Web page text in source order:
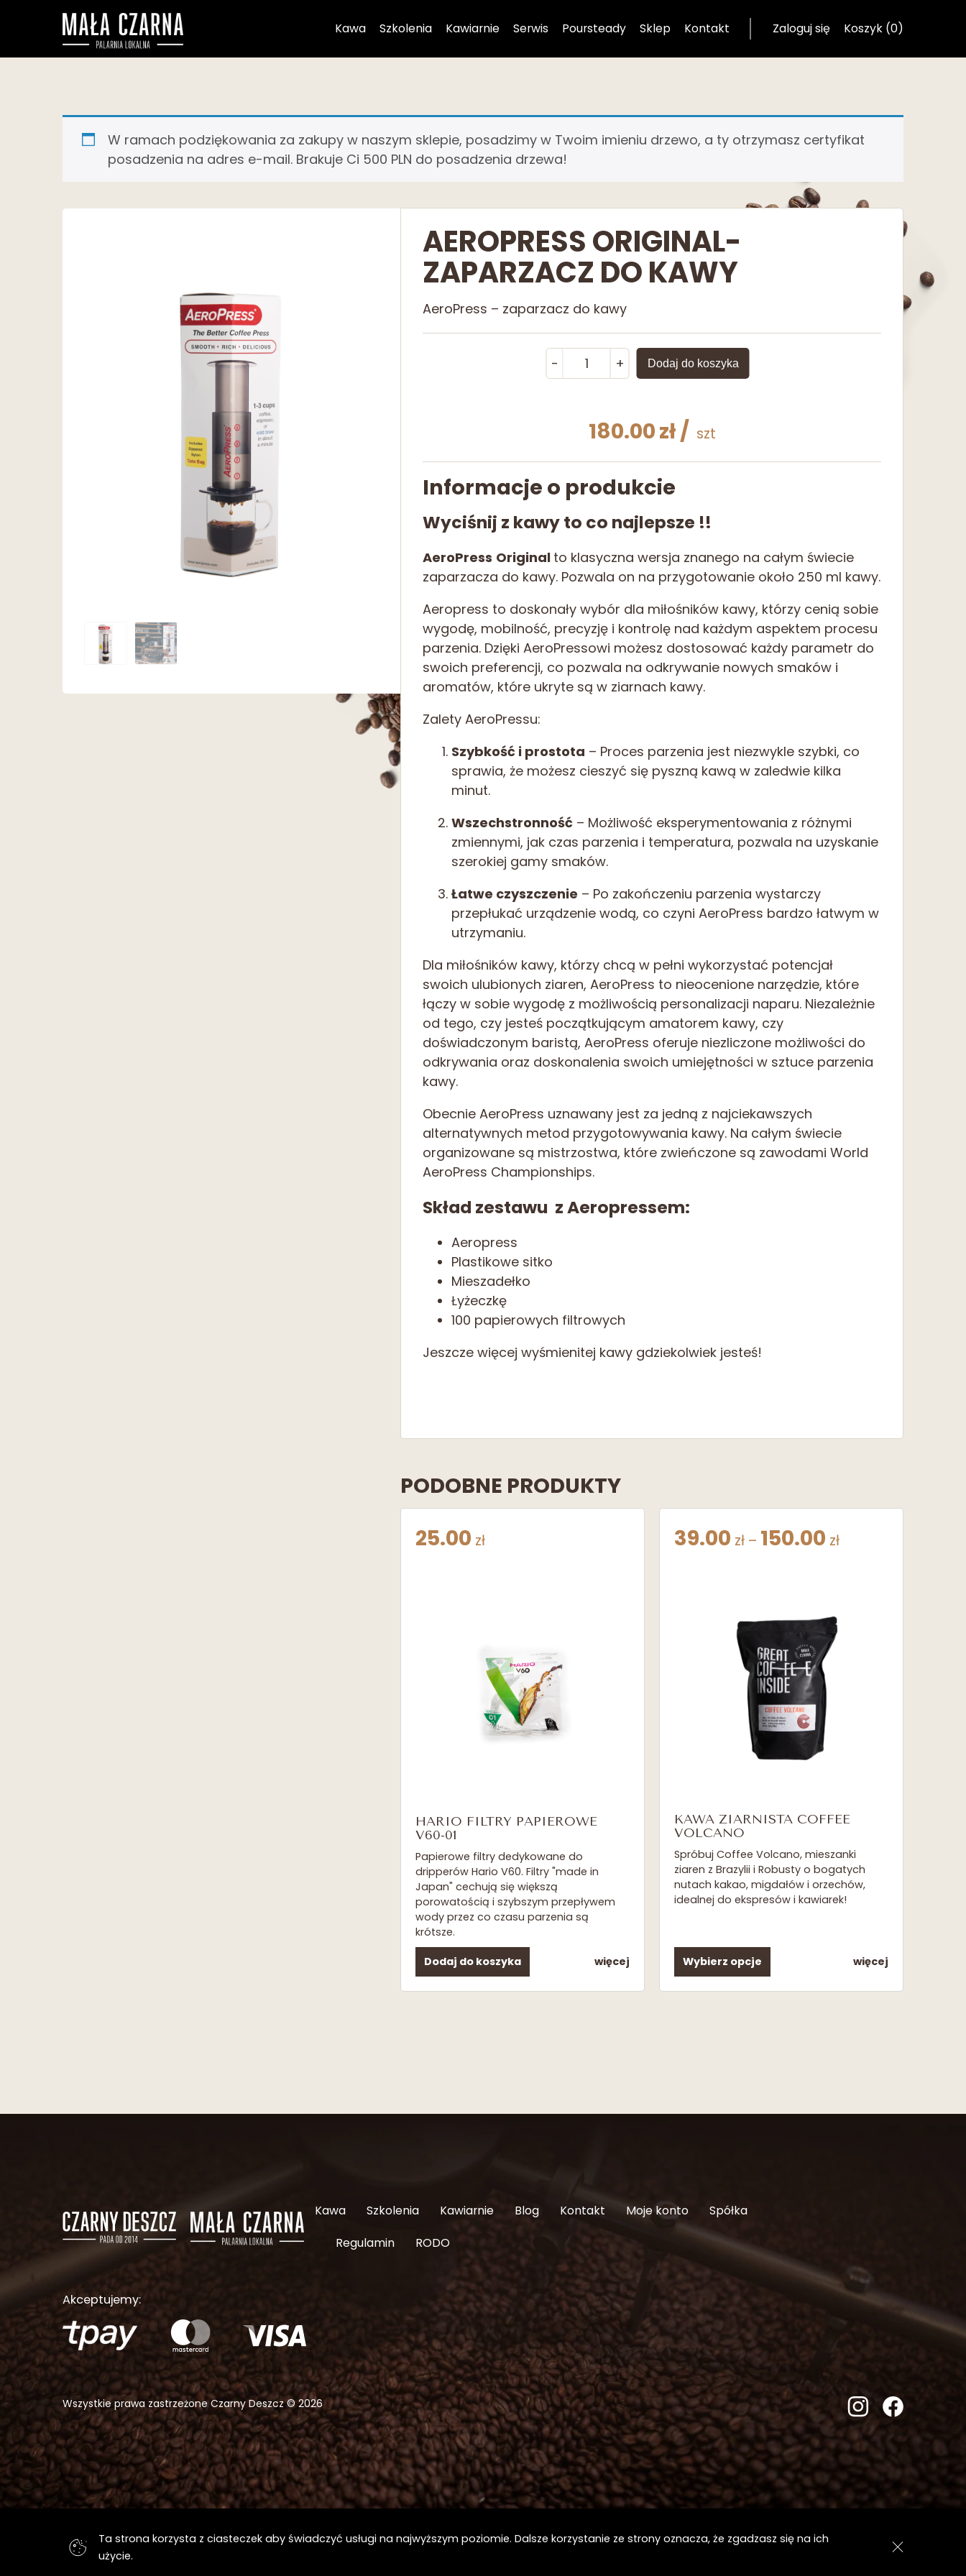
Kawa Szkolenia Kawiarnie Serwis Poursteady Sklep Kontakt Zaloguj się Koszyk (0)
W ramach podziękowania za zakupy w naszym sklepie, posadzimy w Twoim imieniu drzewo, a ty otrzymasz certyfikat
posadzenia na adres e-mail. Brakuje Ci 500 PLN do posadzenia drzewa!
AEROPRESS ORIGINAL-
ZAPARZACZ DO KAWY
AeroPress – zaparzacz do kawy
-
ilość
AeroPress
do
+ Dodaj do koszyka
180.00zł
Informacje o produkcie
Wyciśnij z kawy to co najlepsze !!
AeroPress Original to klasyczna wersja znanego na całym świecie
zaparzacza do kawy. Pozwala on na przygotowanie około 250 ml kawy.
Aeropress to doskonały wybór dla miłośników kawy, którzy cenią sobie
wygodę, mobilność, precyzję i kontrolę nad każdym aspektem procesu
parzenia. Dzięki AeroPressowi możesz dostosować każdy parametr do
swoich preferencji, co pozwala na odkrywanie nowych smaków i
aromatów, które ukryte są w ziarnach kawy.
Zalety AeroPressu:
Szybkość i prostota – Proces parzenia jest niezwykle szybki, co
sprawia, że możesz cieszyć się pyszną kawą w zaledwie kilka
minut.
Wszechstronność – Możliwość eksperymentowania z różnymi
zmiennymi, jak czas parzenia i temperatura, pozwala na uzyskanie
szerokiej gamy smaków.
Łatwe czyszczenie – Po zakończeniu parzenia wystarczy
przepłukać urządzenie wodą, co czyni AeroPress bardzo łatwym w
utrzymaniu.
Dla miłośników kawy, którzy chcą w pełni wykorzystać potencjał
swoich ulubionych ziaren, AeroPress to nieocenione narzędzie, które
łączy w sobie wygodę z możliwością personalizacji naparu. Niezależnie
od tego, czy jesteś początkującym amatorem kawy, czy
doświadczonym baristą, AeroPress oferuje niezliczone możliwości do
odkrywania oraz doskonalenia swoich umiejętności w sztuce parzenia
kawy.
Obecnie AeroPress uznawany jest za jedną z najciekawszych
alternatywnych metod przygotowywania kawy. Na całym świecie
organizowane są mistrzostwa, które zwieńczone są zawodami World
AeroPress Championships.
Skład zestawu z Aeropressem:
Aeropress
Plastikowe sitko
Mieszadełko
Łyżeczkę
100 papierowych filtrowych
Jeszcze więcej wyśmienitej kawy gdziekolwiek jesteś!
PODOBNE PRODUKTY
25.00 zł
HARIO FILTRY PAPIEROWE
V60-01
Papierowe filtry dedykowane do
dripperów Hario V60. Filtry "made in
Japan" cechują się większą
porowatością i szybszym przepływem
wody przez co czasu parzenia są
krótsze.
Dodaj do koszyka więcej
39.00 zł – 150.00 zł
KAWA ZIARNISTA COFFEE
VOLCANO
Spróbuj Coffee Volcano, mieszanki
ziaren z Brazylii i Robusty o bogatych
nutach kakao, migdałów i orzechów,
idealnej do ekspresów i kawiarek!
Wybierz opcje więcej
Kawa Szkolenia Kawiarnie Blog Kontakt Moje konto
Spółka
Regulamin
RODO
Akceptujemy:
Wszystkie prawa zastrzeżone Czarny Deszcz © 2026
Ta strona korzysta z ciasteczek aby świadczyć usługi na najwyższym poziomie. Dalsze korzystanie ze strony oznacza, że zgadzasz się na ich
użycie.